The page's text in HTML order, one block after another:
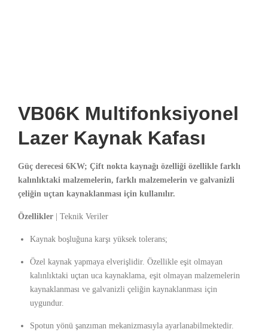
VB06K Multifonksiyonel
Lazer Kaynak Kafası
Güç derecesi 6KW; Çift nokta kaynağı özelliği özellikle farklı
kalınlıktaki malzemelerin, farklı malzemelerin ve galvanizli
çeliğin uçtan kaynaklanması için kullanılır.
Özellikler | Teknik Veriler
Kaynak boşluğuna karşı yüksek tolerans;
Özel kaynak yapmaya elverişlidir. Özellikle eşit olmayan
kalınlıktaki uçtan uca kaynaklama, eşit olmayan malzemelerin
kaynaklanması ve galvanizli çeliğin kaynaklanması için
uygundur.
Spotun yönü şanzıman mekanizmasıyla ayarlanabilmektedir.